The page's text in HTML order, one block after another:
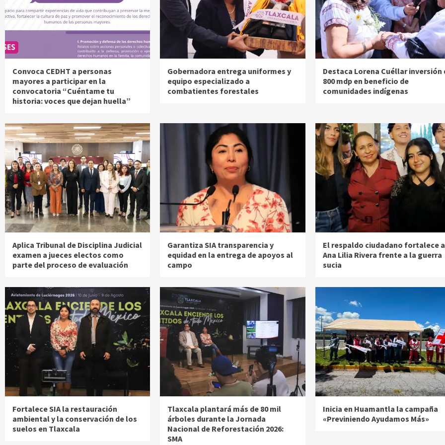
Convoca CEDHT a personas
mayores a participar en la
convocatoria “Cuéntame tu
historia: voces que dejan huella”
Gobernadora entrega uniformes y
equipo especializado a
combatientes forestales
Destaca Lorena Cuéllar inversión
800 mdp en beneficio de
comunidades indígenas
Aplica Tribunal de Disciplina Judicial
examen a jueces electos como
parte del proceso de evaluación
Garantiza SIA transparencia y
equidad en la entrega de apoyos al
campo
El respaldo ciudadano fortalece a
Ana Lilia Rivera frente a la guerra
sucia
Fortalece SIA la restauración
ambiental y la conservación de los
suelos en Tlaxcala
Tlaxcala plantará más de 80 mil
árboles durante la Jornada
Nacional de Reforestación 2026:
SMA
Inicia en Huamantla la campaña
«Previniendo Ayudamos Más»